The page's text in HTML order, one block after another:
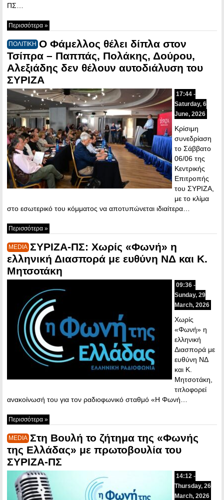
ΠΣ…
Περισσότερα »
ΠΟΛΙΤΙΚΗ Ο Φάμελλος θέλει δίπλα στον
Τσίπρα – Παππάς, Πολάκης, Δούρου,
Αλεξιάδης δεν θέλουν αυτοδιάλυση του
ΣΥΡΙΖΑ
17:44 -
Saturday, 6
June, 2026
Κρίσιμη
συνεδρίαση
το Σάββατο
06/06 της
Κεντρικής
Επιτροπής
του ΣΥΡΙΖΑ,
με το κλίμα
στο εσωτερικό του κόμματος να αποτυπώνεται ιδιαίτερα…
Περισσότερα »
MEDIA ΣΥΡΙΖΑ-ΠΣ: Χωρίς «Φωνή» η
ελληνική Διασπορά με ευθύνη ΝΔ και Κ.
Μητσοτάκη
09:36 -
Sunday, 29
March, 2026
Χωρίς
«Φωνή» η
ελληνική
Διασπορά με
ευθύνη ΝΔ
και Κ.
Μητσοτάκη,
τιτλοφορεί
ανακοίνωσή του για τον ραδιοφωνικό σταθμό «Η Φωνή…
Περισσότερα »
MEDIA Στη Βουλή το ζήτημα της «Φωνής
της Ελλάδας» με πρωτοβουλία του
ΣΥΡΙΖΑ-ΠΣ
14:12 -
Thursday, 26
March, 2026